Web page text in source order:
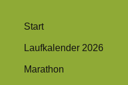
Start
Laufkalender 2026
Marathon